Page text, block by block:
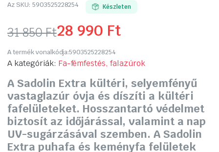
Az SKU: 5903525228254 Készleten
31 850Ft
Original
price
was:
31
850 Ft.
28 990 Ft
Current
price
is:
28
990 Ft.
A termék vonalkódja:5903525228254
A kategóriák: Fa-fémfestés, falazúrok
A Sadolin Extra kültéri, selyemfényű
vastaglazúr óvja és díszíti a kültéri
fafelületeket. Hosszantartó védelmet
biztosít az időjárással, valamint a nap
UV-sugárzásával szemben. A Sadolin
Extra puhafa és keményfa felületek